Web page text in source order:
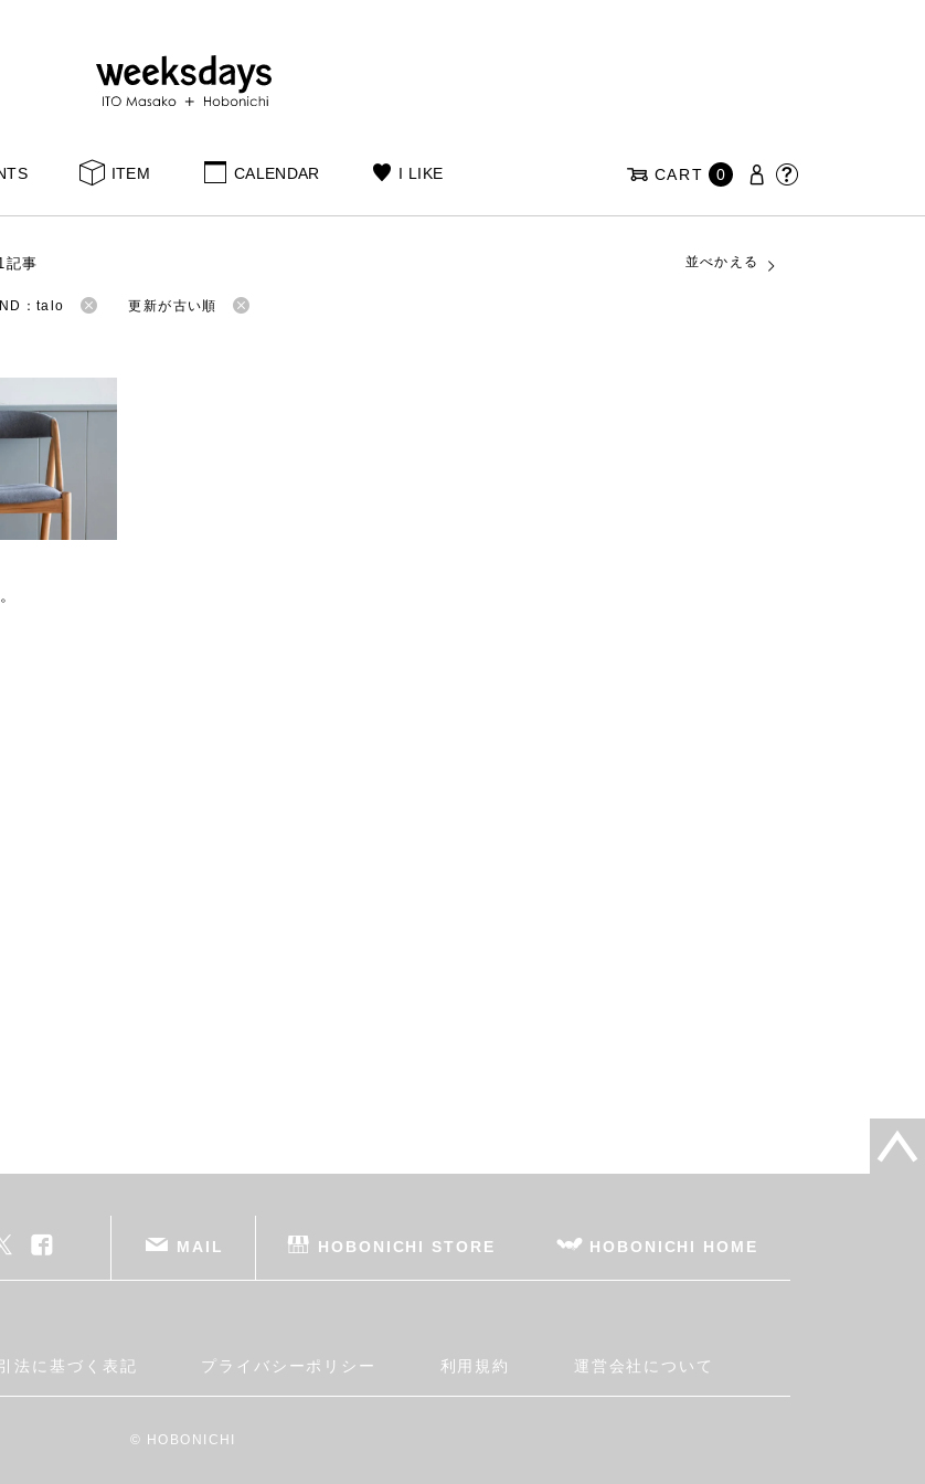
ITEM CALENDAR I LIKE CART 0
記事 並べかえる
：talo 更新が古い順
MAIL HOBONICHI STORE HOBONICHI HOME
法に基づく表記 プライバシーポリシー 利用規約 運営会社について
© HOBONICHI